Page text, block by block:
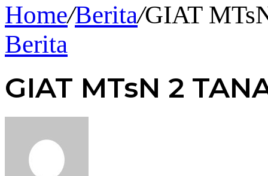
Home/Berita/GIAT
Berita
GIAT MTsN 2